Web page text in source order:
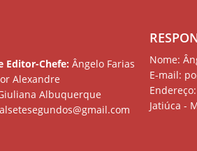
Editor-Chefe: Ângelo Farias
Alexandre
Albuquerque
Nome:
E-mail:
Jatiúca -